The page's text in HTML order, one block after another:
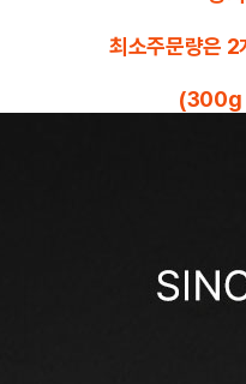
최소주문량은
(300g